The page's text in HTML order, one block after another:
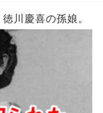
川慶喜の孫娘。